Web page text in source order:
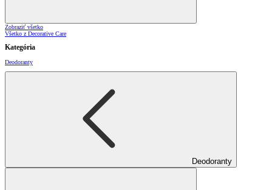
Zobraziť všetko
Všetko z Decorative Care
Kategória
Deodoranty
Deodoranty